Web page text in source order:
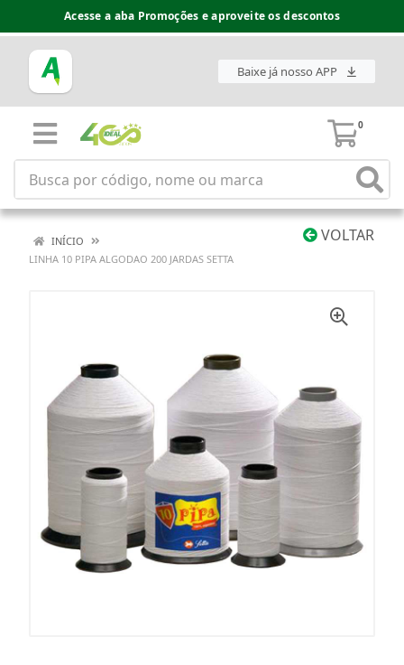
Acesse a aba Promoções e aproveite os descontos
Baixe já nosso APP
0
VOLTAR
INÍCIO
LINHA 10 PIPA ALGODAO 200 JARDAS SETTA